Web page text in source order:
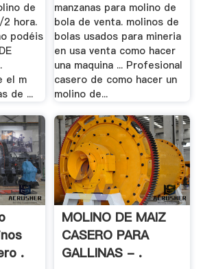
de
2 hora.
podéis
el m
de ...
manzanas para molino de
bola de venta. molinos de
bolas usados para mineria
en usa venta como hacer
una maquina ... Profesional
casero de como hacer un
molino de...
.
MOLINO DE MAIZ
CASERO PARA
GALLINAS - .